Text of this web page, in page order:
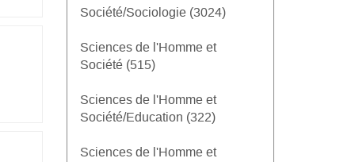
Société/Sociologie (3024)
Sciences de l'Homme et
Société (515)
Sciences de l'Homme et
Société/Education (322)
Sciences de l'Homme et